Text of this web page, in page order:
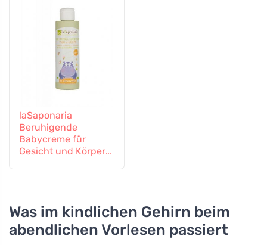
laSaponaria
Beruhigende
Babycreme für
Gesicht und Körper
Was im kindlichen Gehirn beim
abendlichen Vorlesen passiert